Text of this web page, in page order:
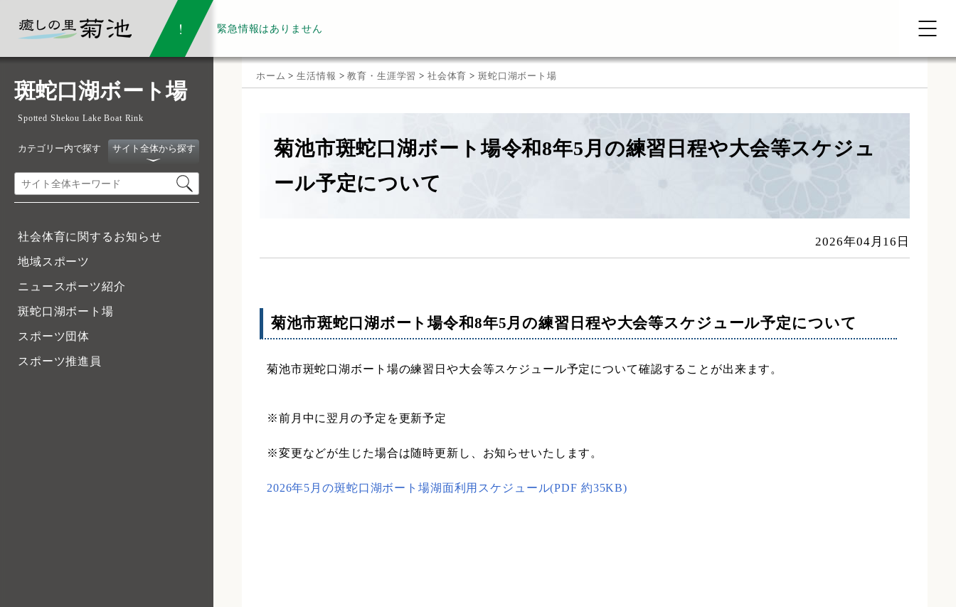
緊急情報はありません
斑蛇口湖ボート場
Spotted Shekou Lake Boat Rink
カテゴリー内で探す サイト全体から探す
社会体育に関するお知らせ
地域スポーツ
ニュースポーツ紹介
斑蛇口湖ボート場
スポーツ団体
スポーツ推進員
ホーム >生活情報 >教育・生涯学習 > 社会体育 > 斑蛇口湖ボート場
菊池市斑蛇口湖ボート場令和8年5月の練習日程や大会等スケジュ
ール予定について
2026年04月16日
菊池市斑蛇口湖ボート場令和8年5月の練習日程や大会等スケジュール予定について
菊池市斑蛇口湖ボート場の練習日や大会等スケジュール予定について確認することが出来ます。
※前月中に翌月の予定を更新予定
※変更などが生じた場合は随時更新し、お知らせいたします。
2026年5月の斑蛇口湖ボート場湖面利用スケジュール(PDF 約35KB)